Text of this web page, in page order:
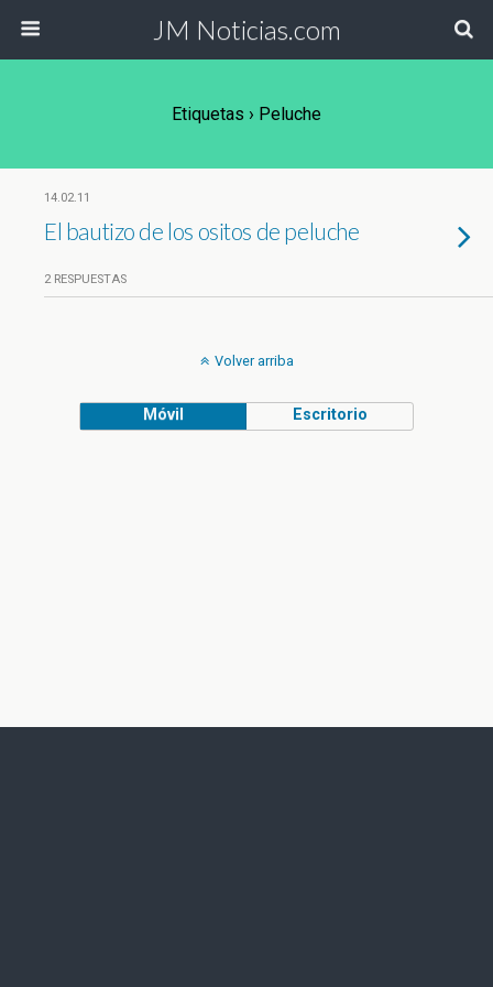
JM Noticias.com
Etiquetas › Peluche
14.02.11
El bautizo de los ositos de peluche
2 RESPUESTAS
Volver arriba
Móvil Escritorio